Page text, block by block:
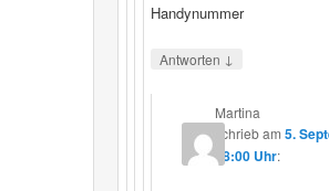
Handynummer
Antworten ↓
Martina
schriebam 5.
18:00 Uhr: